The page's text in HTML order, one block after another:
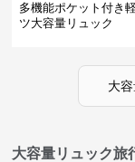
多機能ポケット付き
ツ大容量リュック
大
大容量リュック旅